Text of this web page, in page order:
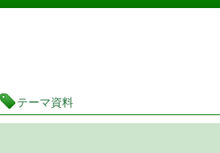
茨城県立図書館 蔵書検索・予約システム
テーマ資料